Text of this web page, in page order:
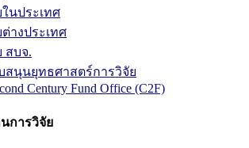
นประเทศ
างประเทศ
สบจ.
นุนยุทธศาสตร์การวิจัย
Century Fund Office (C2F)
การวิจัย